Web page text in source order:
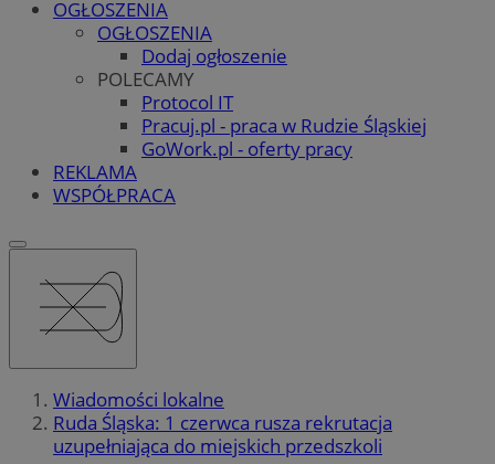
OGŁOSZENIA
OGŁOSZENIA
Dodaj ogłoszenie
POLECAMY
Protocol IT
Pracuj.pl - praca w Rudzie Śląskiej
GoWork.pl - oferty pracy
REKLAMA
WSPÓŁPRACA
Wiadomości lokalne
Ruda Śląska: 1 czerwca rusza rekrutacja
uzupełniająca do miejskich przedszkoli